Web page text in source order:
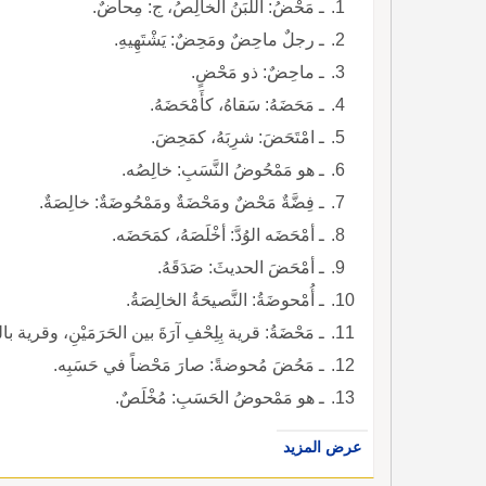
ـ مَحْضُ: اللَّبَنُ الخالِصُ، ج: مِحاضٌ.
ـ رجلٌ ماحِضٌ ومَحِضٌ: يَشْتَهِيهِ.
ـ ماحِضٌ: ذو مَحْضٍ.
ـ مَحَضَهُ: سَقاهُ، كأَمْحَضَهُ.
ـ امْتَحَضَ: شرِبَهُ، كمَحِضَ.
ـ هو مَمْحُوضُ النَّسَبِ: خالِصُه.
ـ فِضَّةٌ مَحْضٌ ومَحْضَةٌ ومَمْحُوضَةٌ: خالِصَةٌ.
ـ أمْحَضَه الوُدَّ: أخْلَصَهُ، كمَحَضَه.
ـ أمْحَضَ الحديثَ: صَدَقَهُ.
ـ أُمْحوضَةُ: النَّصيحَةُ الخالِصَةُ.
ـ مَحْضَةُ: قرية بِلِحْفِ آرَةَ بين الحَرَمَيْنِ، وقرية
ـ مَحُضَ مُحوضةً: صارَ مَحْضاً في حَسَبِه.
ـ هو مَمْحوضُ الحَسَبِ: مُخْلَصٌ.
عرض المزيد